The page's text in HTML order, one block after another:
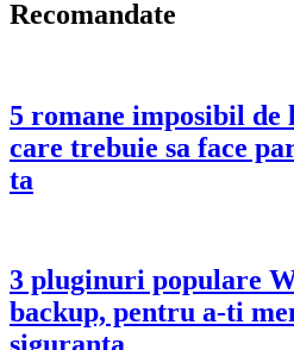
Recomandate
5 romane imposibil de
care trebuie sa face
ta
3 pluginuri populare
backup, pentru a-ti